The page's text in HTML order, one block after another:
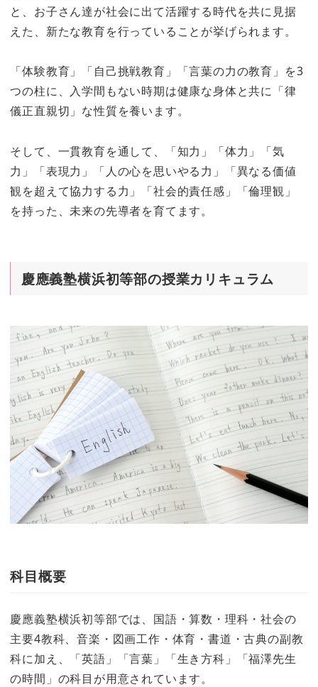
と、お子さん達が社会に出て活躍する時代を共に見据
えた、新たな教育を行っていることが挙げられます。
「体験教育」「自己挑戦教育」「言葉の力の教育」を3
つの柱に、入学間もない時期は健康な身体と共に「律
儀正直親切」な性質を養います。
そして、一貫教育を通して、「知力」「体力」「気
力」「表現力」「人の心を思いやる力」「異なる価値
観を超えて協力する力」「社会的責任感」「倫理観」
を持った、未来の先導者を育てます。
慶應義塾横浜初等部の授業カリキュラム
科目概要
慶應義塾横浜初等部では、国語・算数・理科・社会の
主要4教科、音楽・図画工作・体育・書道・古典の副教
科に加え、「英語」「言葉」「生き方科」「福澤先生
の時間」の科目が用意されています。